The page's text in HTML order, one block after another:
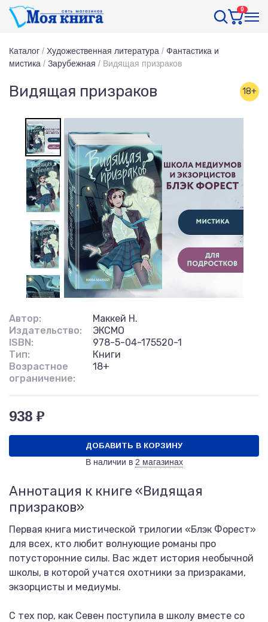
0
Каталог / Художественная литература / Фантастика и
мистика / Зарубежная / Видящая призраков
Видящая призраков 18+
Автор:
Маккей Н.
Издательство:
ЭКСМО
ISBN:
978-5-04-175520-1
Тип:
Книги
Возрастное
ограничение:
18+
938 ₽
ДОБАВИТЬ В КОРЗИНУ
В наличии в 2 магазинах
Аннотация к книге «Видящая
призраков»
Первая книга мистической трилогии «Блэк Форест»
для всех, кто любит волнующие романы про
потусторонние силы. Вас ждет история необычной
школы, в которой учатся охотники за призраками,
экзорцисты и медиумы.
С тех пор, как Севен поступила в школу вместе со